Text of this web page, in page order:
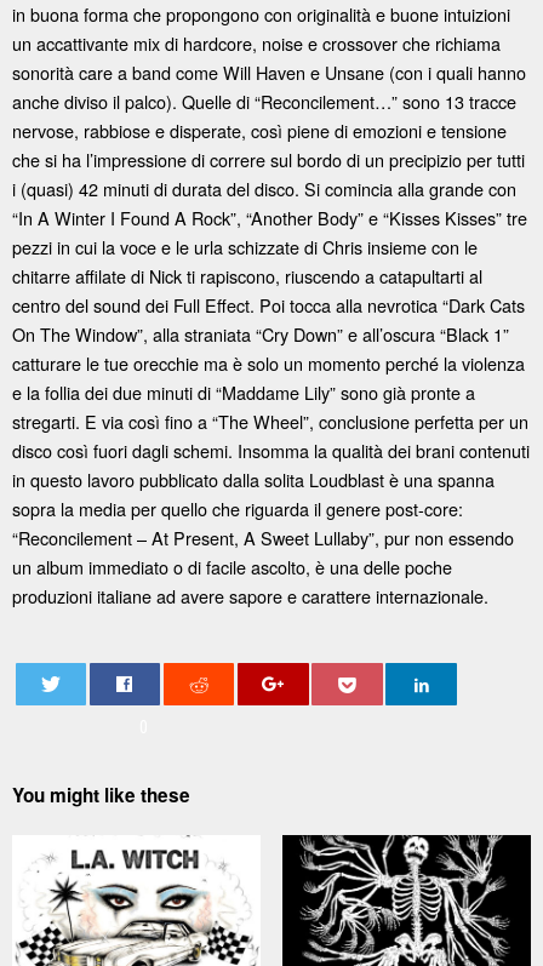
in buona forma che propongono con originalità e buone intuizioni
un accattivante mix di hardcore, noise e crossover che richiama
sonorità care a band come Will Haven e Unsane (con i quali hanno
anche diviso il palco). Quelle di “Reconcilement…” sono 13 tracce
nervose, rabbiose e disperate, così piene di emozioni e tensione
che si ha l’impressione di correre sul bordo di un precipizio per tutti
i (quasi) 42 minuti di durata del disco. Si comincia alla grande con
“In A Winter I Found A Rock”, “Another Body” e “Kisses Kisses” tre
pezzi in cui la voce e le urla schizzate di Chris insieme con le
chitarre affilate di Nick ti rapiscono, riuscendo a catapultarti al
centro del sound dei Full Effect. Poi tocca alla nevrotica “Dark Cats
On The Window”, alla straniata “Cry Down” e all’oscura “Black 1”
catturare le tue orecchie ma è solo un momento perché la violenza
e la follia dei due minuti di “Maddame Lily” sono già pronte a
stregarti. E via così fino a “The Wheel”, conclusione perfetta per un
disco così fuori dagli schemi. Insomma la qualità dei brani contenuti
in questo lavoro pubblicato dalla solita Loudblast è una spanna
sopra la media per quello che riguarda il genere post-core:
“Reconcilement – At Present, A Sweet Lullaby”, pur non essendo
un album immediato o di facile ascolto, è una delle poche
produzioni italiane ad avere sapore e carattere internazionale.
You might like these